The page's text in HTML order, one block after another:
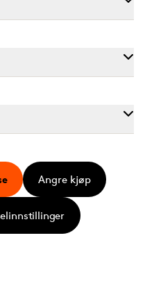
Angre kjøp